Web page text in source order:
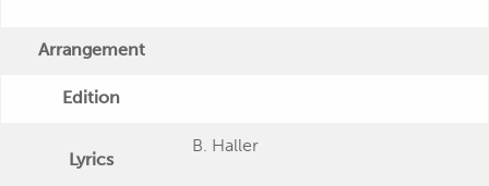
Arrangement
Edition
Lyrics
B. Haller